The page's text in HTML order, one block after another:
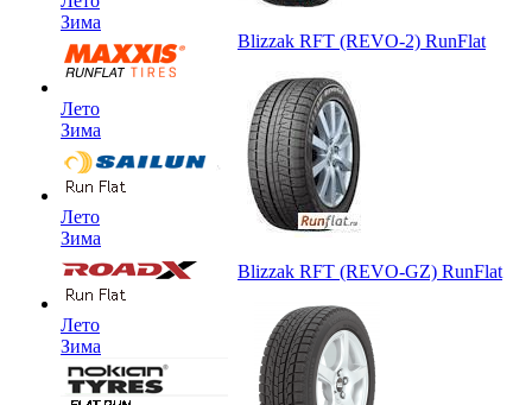
Зима
Лето
Зима
Лето
Зима
Лето
Зима
Blizzak RFT (REVO-2) RunFlat
Blizzak RFT (REVO-GZ) RunFlat